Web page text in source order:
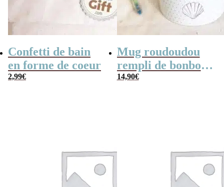
Confetti de bain
en forme de coeur
2,99€
Mug roudoudou
rempli de bonbons
rétro
14,90€